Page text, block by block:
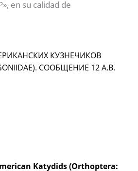
en su calidad de
Katydids (Orthoptera: